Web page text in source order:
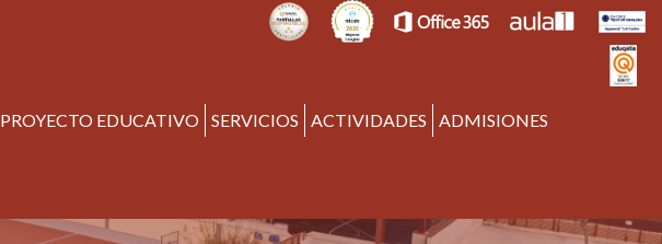
PROYECTO EDUCATIVO SERVICIOS ACTIVIDADES ADMISIONES